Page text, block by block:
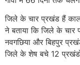
जिले के चार प्रखंड हैं
ने बताया कि जिले के चार
नवगछिया और बिहपुर
जिले के शेष बचे 12 प्रखंडों